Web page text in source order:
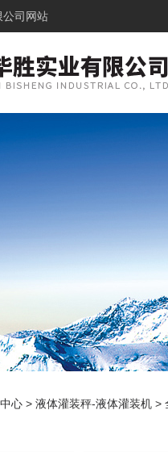
公司网站
心 > 液体灌装秤-液体灌装机 >